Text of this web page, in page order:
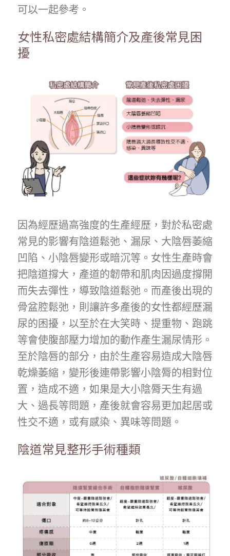
可以一起參考。
女性私密處結構簡介及產後常見困
擾
因為經歷過高強度的生產經歷，對於私密處
常見的影響有陰道鬆弛、漏尿、大陰唇萎縮
凹陷、小陰唇變形或暗沉等。女性生產時會
把陰道撐大，產道的韌帶和肌肉因過度撐開
而失去彈性，導致陰道鬆弛。而產後出現的
骨盆腔鬆弛，則讓許多產後的女性都經歷漏
尿的困擾，以至於在大笑時、提重物、跑跳
等會使腹部壓力增加的動作產生漏尿情形。
至於陰唇的部分，由於生產容易造成大陰唇
乾燥萎縮，變形後連帶影響小陰脣的相對位
置，造成不適，如果是大小陰脣天生有過
大、過長等問題，產後就會容易更加起居或
性交不適，或有感染、異味等問題。
陰道常見整形手術種類